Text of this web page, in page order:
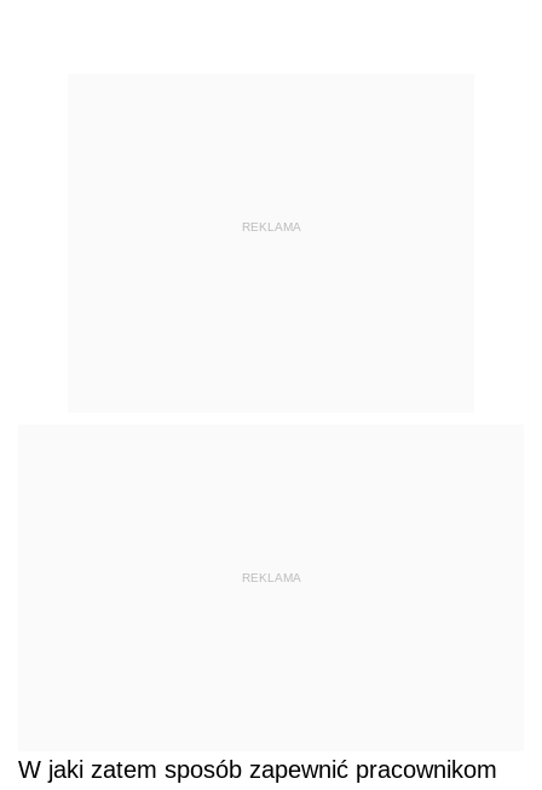
REKLAMA
REKLAMA
W jaki zatem sposób zapewnić pracownikom